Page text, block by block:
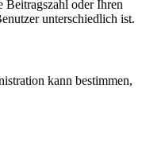
Beitragszahl oder Ihren
unterschiedlich ist.
kann bestimmen,